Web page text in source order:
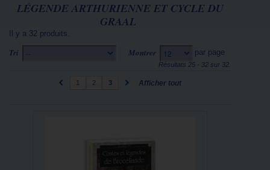
LÉGENDE ARTHURIENNE ET CYCLE DU
GRAAL
Il y a 32 produits.
Tri -- Montrer 12 par page
Afficher tout
1 2 3
Résultats 25 - 32 sur 32.